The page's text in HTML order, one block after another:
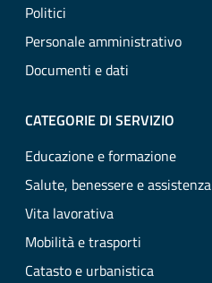
Politici
Personale amministrativo
Documenti e dati
CATEGORIE DI SERVIZIO
Educazione e formazione
Salute, benessere e assistenza
Vita lavorativa
Mobilità e trasporti
Catasto e urbanistica